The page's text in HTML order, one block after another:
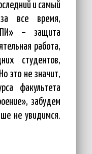
и самый
все время,
– защита
работа,
студентов,
это не значит,
факультета
забудем
не увидимся.